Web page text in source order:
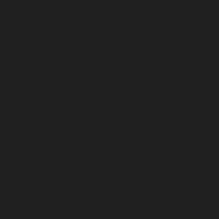
Frano Ridjan i Gabriela Pilić -
Frano Ridjan i Gabriela Pilić -
Frano Ridjan i Gabriela Pilić -
Frano Ridjan i Gabriela Pilić -
Frano Ridjan doveo svoju
suza, na njegove riječi teško je